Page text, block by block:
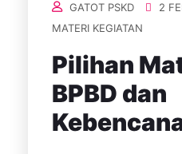
GATOT PSKD 2
MATERI KEGIATAN
Pilihan
BPBD dan